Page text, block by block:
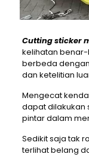
Cutting sticker
kelihatan
berbeda
dan ketelitian
Mengecat
dapat dilakukan
pintar dalam
Sedikit saja tak
terlihat belang